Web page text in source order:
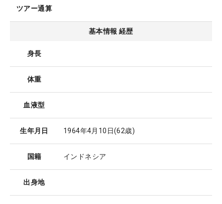
ツアー通算
基本情報 経歴
身長
体重
血液型
生年月日 1964年4月10日(62歳)
国籍 インドネシア
出身地